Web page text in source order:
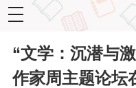
toggle
navigation
“文学：沉潜与
作家周主题论坛